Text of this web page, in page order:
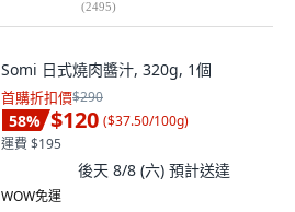
(2495)
Somi 日式燒肉醬汁, 320g, 1個
首購折扣價$290
58% $120 ($37.50/100g)
運費 $195
後天 8/8 (六) 預計送達
WOW免運